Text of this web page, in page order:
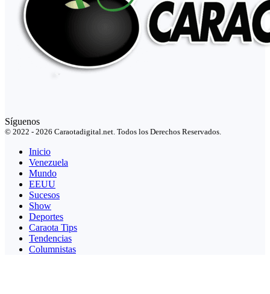
Síguenos
© 2022 - 2026 Caraotadigital.net. Todos los Derechos Reservados.
Inicio
Venezuela
Mundo
EEUU
Sucesos
Show
Deportes
Caraota Tips
Tendencias
Columnistas